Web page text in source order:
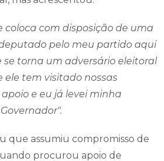
coloca com disposição de uma
pelo meu partido aqui
se torna um adversário eleitoral
tem visitado nossas
e eu já levei minha
que assumiu compromisso de
procurou apoio de